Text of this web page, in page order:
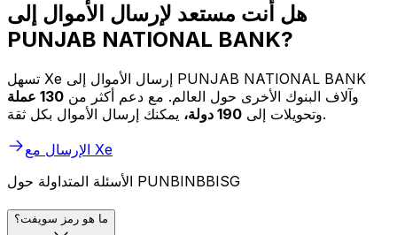
هل أنت مستعد لإرسال الأموال إلى
PUNJAB NATIONAL BANK?
تسهل Xe إرسال الأموال إلى PUNJAB NATIONAL BANK
وآلاف البنوك الأخرى حول العالم. مع دعم أكثر من 130 عملة
وتحويلات إلى 190 دولة،
يمكنك إرسال الأموال بكل ثقة.
الإرسال مع Xe
الأسئلة المتداولة حول PUNBINBBISG
ما هو رمز سويفت؟